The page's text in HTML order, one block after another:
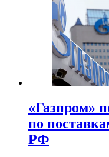
«Газпром»
по
РФ